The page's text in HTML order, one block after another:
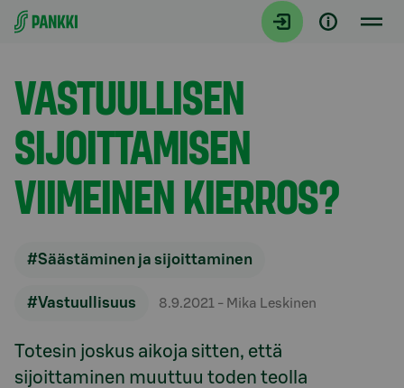
Siirry suoraan sisältöön
Artikkelit
VASTUULLISEN
SIJOITTAMISEN
VIIMEINEN KIERROS?
#Säästäminen ja sijoittaminen
#Vastuullisuus 8.9.2021 - Mika Leskinen
Totesin joskus aikoja sitten, että
sijoittaminen muuttuu toden teolla